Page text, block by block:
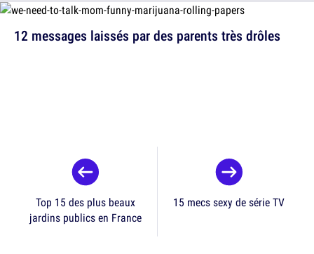
12 messages laissés par des parents très drôles
Top 15 des plus beaux
jardins publics en France
15 mecs sexy de série TV